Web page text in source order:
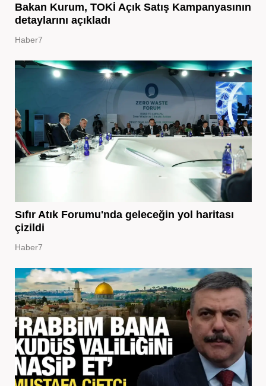
Bakan Kurum, TOKİ Açık Satış Kampanyasının
detaylarını açıkladı
Haber7
Sıfır Atık Forumu'nda geleceğin yol haritası
çizildi
Haber7